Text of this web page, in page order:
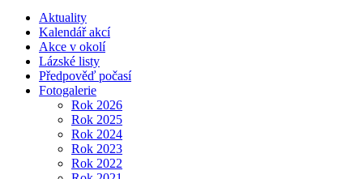
Aktuality
Kalendář akcí
Akce v okolí
Lázské listy
Předpověď počasí
Fotogalerie
Rok 2026
Rok 2025
Rok 2024
Rok 2023
Rok 2022